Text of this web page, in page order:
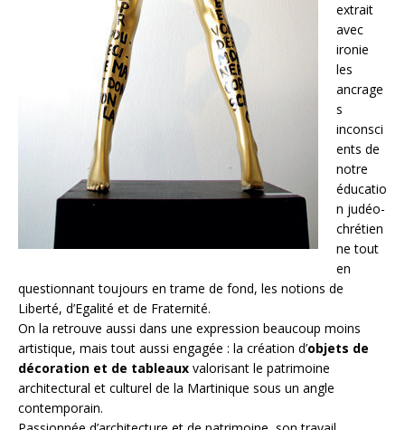
extrait
avec
ironie
les
ancrage
s
inconsci
ents de
notre
éducatio
n judéo-
chrétien
ne tout
en
questionnant toujours en trame de fond, les notions de
Liberté, d’Egalité et de Fraternité.
On la retrouve aussi dans une expression beaucoup moins
artistique, mais tout aussi engagée : la création d’objets de
décoration et de tableaux valorisant le patrimoine
architectural et culturel de la Martinique sous un angle
contemporain.